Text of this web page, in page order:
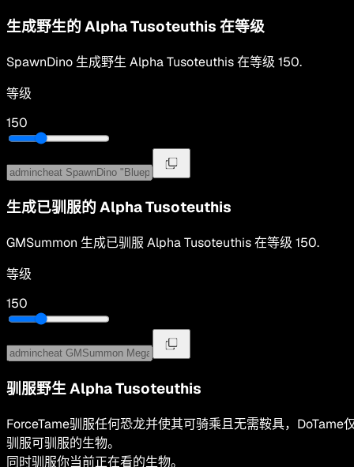
生成野生的Alpha Tusoteuthis 在等级
SpawnDino 生成野生 Alpha Tusoteuthis在等级 150.
等级
150
生成已驯服的Alpha Tusoteuthis
GMSummon 生成已驯服 Alpha Tusoteuthis在等级 150.
等级
150
驯服野生Alpha Tusoteuthis
ForceTame驯服任何恐龙并使其可骑乘且无需鞍具，DoTame
驯服可驯服的生物。
同时驯服你当前正在看的生物。